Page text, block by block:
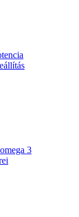
3